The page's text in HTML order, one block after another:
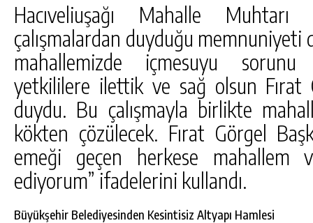
Hacıveliuşağı Mahalle
çalışmalardan duyduğu memnuniyeti
mahallemizde içmesuyu sorunu
yetkililere ilettik ve sağ olsun Fırat
duydu. Bu çalışmayla birlikte
kökten çözülecek. Fırat Görgel
emeği geçen herkese mahallem
ediyorum” ifadelerini kullandı.
Büyükşehir Belediyesinden Kesintisiz Altyapı Hamlesi